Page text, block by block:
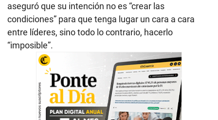
aseguró que su intención no es “crear las
condiciones” para que tenga lugar un cara a cara
entre líderes, sino todo lo contrario, hacerlo
“imposible”.